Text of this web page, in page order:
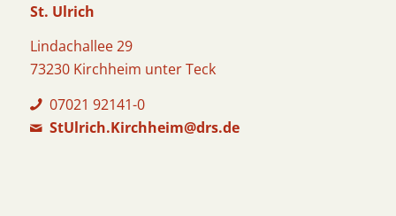
St. Ulrich
Lindachallee 29
73230 Kirchheim unter Teck
07021 92141-0
StUlrich.Kirchheim@drs.de